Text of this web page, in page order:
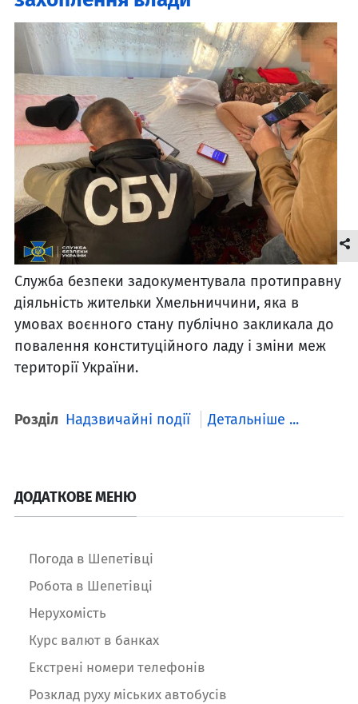
Служба безпеки задокументувала протиправну
діяльність жительки Хмельниччини, яка в
умовах воєнного стану публічно закликала до
повалення конституційного ладу і зміни меж
території України.
Розділ Надзвичайні події Детальніше ...
ДОДАТКОВЕ МЕНЮ
Погода в Шепетівці
Робота в Шепетівці
Нерухомість
Курс валют в банках
Екстрені номери телефонів
Розклад руху міських автобусів